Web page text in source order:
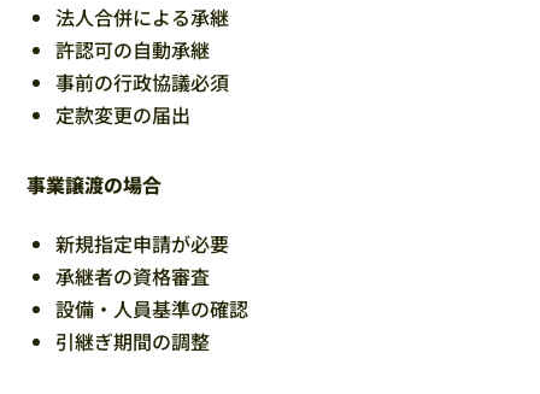
法人合併による承継
許認可の自動承継
事前の行政協議必須
定款変更の届出
事業譲渡の場合
新規指定申請が必要
承継者の資格審査
設備・人員基準の確認
引継ぎ期間の調整